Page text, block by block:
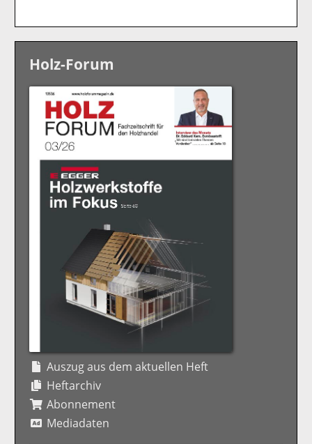
Holz-Forum
Auszug aus dem aktuellen Heft
Heftarchiv
Abonnement
Mediadaten